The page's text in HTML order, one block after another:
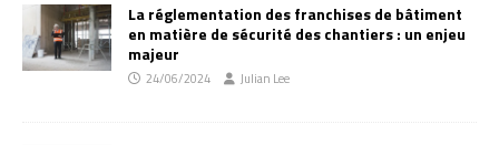
La réglementation des franchises de bâtiment
en matière de sécurité des chantiers : un enjeu
majeur
24/06/2024 Julian Lee